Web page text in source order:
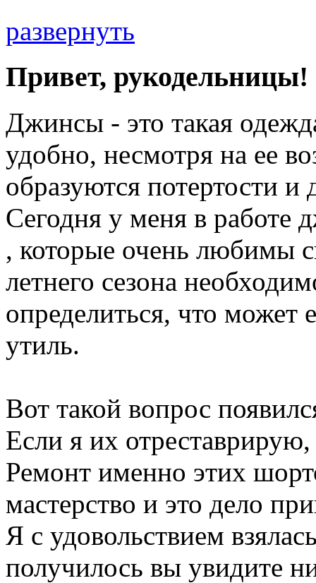
развернуть
Привет, рукодельницы!
Джинсы - это такая
удобно, несмотря на ее
образуются потертости
Сегодня у меня в работе
, которые очень любимы
летнего сезона
определиться, что может
утиль.
Вот такой вопрос
Если я их
Ремонт именно этих
мастерство и это дело
Я с удовольствием
получилось вы увидите